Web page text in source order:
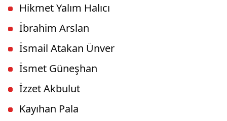
Hikmet Yalım Halıcı
İbrahim Arslan
İsmail Atakan Ünver
İsmet Güneşhan
İzzet Akbulut
Kayıhan Pala